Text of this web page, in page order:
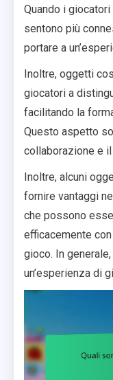
Quando i
sentono più
portare a
Inoltre, oggetti
giocatori a
facilitando la
Questo aspetto
collaborazione e
Inoltre, alcuni
fornire vantaggi
che possono
efficacemente
gioco. In
un’esperienza di